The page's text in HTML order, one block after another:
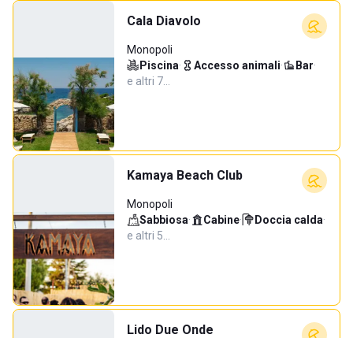
Cala Diavolo
Monopoli
Piscina· Accesso animali· Bar·
e altri 7…
Kamaya Beach Club
Monopoli
Sabbiosa· Cabine· Doccia calda·
e altri 5…
Lido Due Onde